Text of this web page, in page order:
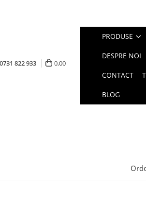
0731 822 933 0,00
PRODUSE
DESPRE NOI
CONTACT
BLOG